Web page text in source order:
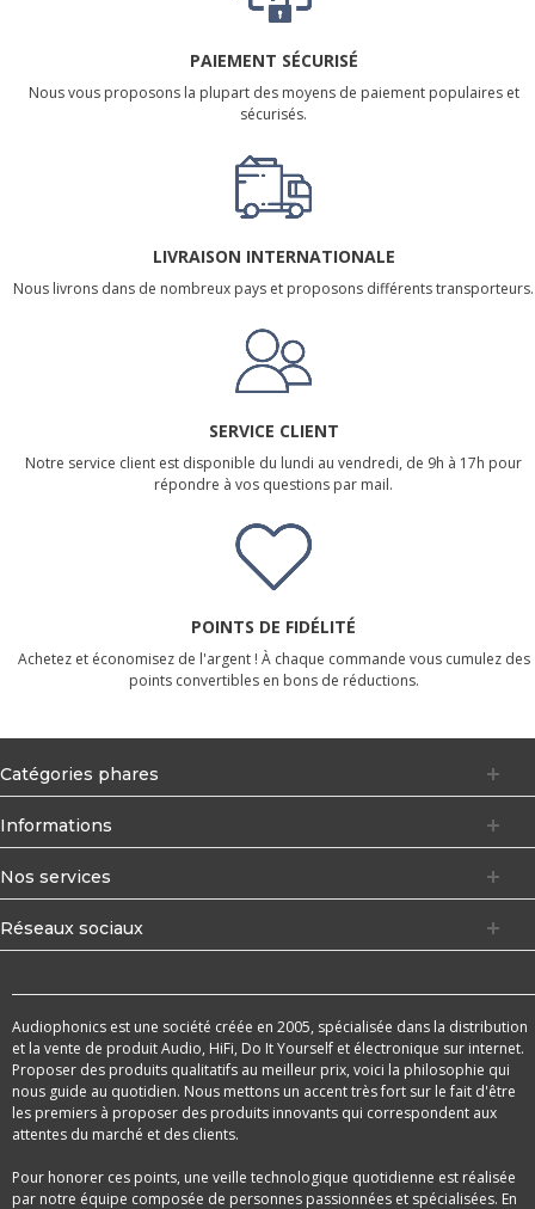
PAIEMENT SÉCURISÉ
Nous vous proposons la plupart des moyens de paiement populaires et
sécurisés.
LIVRAISON INTERNATIONALE
Nous livrons dans de nombreux pays et proposons différents transporteurs.
SERVICE CLIENT
Notre service client est disponible du lundi au vendredi, de 9h à 17h pour
répondre à vos questions par mail.
POINTS DE FIDÉLITÉ
Achetez et économisez de l'argent ! À chaque commande vous cumulez des
points convertibles en bons de réductions.
Catégories phares
Informations
Nos services
Réseaux sociaux
Audiophonics est une société créée en 2005, spécialisée dans la distribution
et la vente de produit Audio, HiFi, Do It Yourself et électronique sur internet.
Proposer des produits qualitatifs au meilleur prix, voici la philosophie qui
nous guide au quotidien. Nous mettons un accent très fort sur le fait d'être
les premiers à proposer des produits innovants qui correspondent aux
attentes du marché et des clients.
Pour honorer ces points, une veille technologique quotidienne est réalisée
par notre équipe composée de personnes passionnées et spécialisées. En